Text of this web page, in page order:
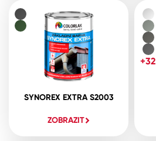
SYNOREX EXTRA S2003
ZOBRAZIT
+32